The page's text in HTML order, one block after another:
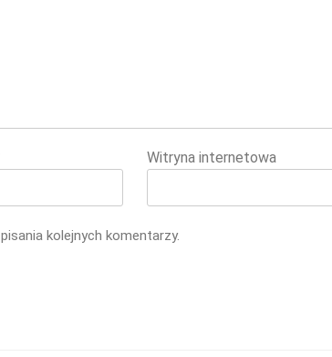
Witryna internetowa
kolejnych komentarzy.